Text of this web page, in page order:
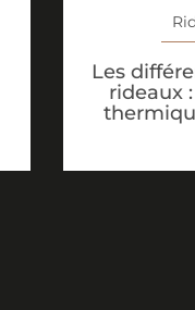
Les
rideaux